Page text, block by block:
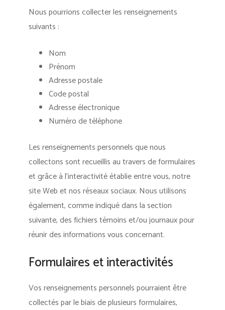
Nous pourrions collecter les renseignements
suivants :
Nom
Prénom
Adresse postale
Code postal
Adresse électronique
Numéro de téléphone
Les renseignements personnels que nous
collectons sont recueillis au travers de formulaires
et grâce à l’interactivité établie entre vous, notre
site Web et nos réseaux sociaux. Nous utilisons
également, comme indiqué dans la section
suivante, des fichiers témoins et/ou journaux pour
réunir des informations vous concernant.
Formulaires et interactivités
Vos renseignements personnels pourraient être
collectés par le biais de plusieurs formulaires,